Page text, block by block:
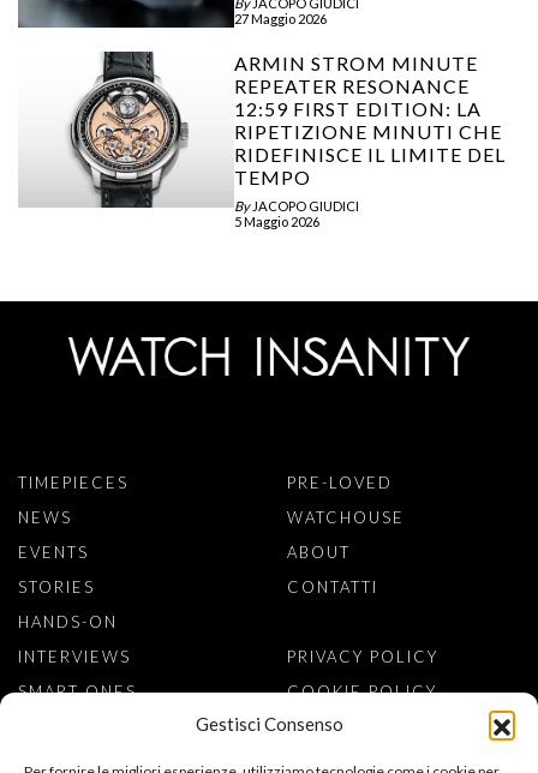
Gestisci Consenso
By JACOPO GIUDICI
27 Maggio 2026
ARMIN STROM MINUTE
REPEATER RESONANCE
12:59 FIRST EDITION: LA
RIPETIZIONE MINUTI CHE
RIDEFINISCE IL LIMITE DEL
TEMPO
By JACOPO GIUDICI
5 Maggio 2026
TIMEPIECES
NEWS
EVENTS
STORIES
HANDS-ON
INTERVIEWS
SMART ONES
PRE-LOVED
WATCHOUSE
ABOUT
CONTATTI
PRIVACY POLICY
COOKIE POLICY
ISCRIVITI ALLA NEWSLETTER